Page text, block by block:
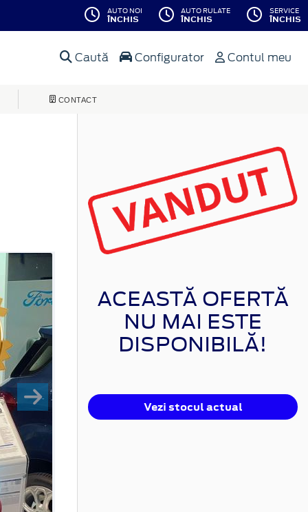
AUTO NOI
ÎNCHIS
AUTO RULATE
ÎNCHIS
SERVICE
ÎNCHIS
Caută Configurator Contul meu
CONTACT
ACEASTĂ OFERTĂ
NU MAI ESTE
DISPONIBILĂ!
Vezi stocul actual